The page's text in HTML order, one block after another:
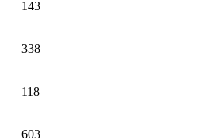
143
338
118
603